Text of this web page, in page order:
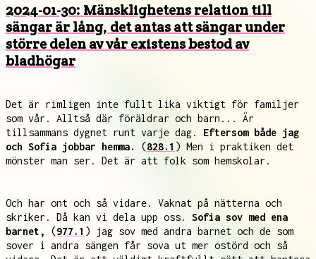
2024-01-30: Mänsklighetens relation till
sängar är lång, det antas att sängar under
större delen av vår existens bestod av
bladhögar
Det är rimligen inte fullt lika viktigt för familjer
som vår. Alltså där föräldrar och barn... Är
tillsammans dygnet runt varje dag. Eftersom både jag
och Sofia jobbar hemma.
(828.1 ) Men i praktiken det
mönster man ser. Det är att folk som hemskolar.
Och har ont och så vidare. Vaknat på nätterna och
skriker. Då kan vi dela upp oss. Sofia sov med ena
barnet,
(977.1 ) jag sov med andra barnet och de som
sover i andra sängen får sova ut mer ostörd och så